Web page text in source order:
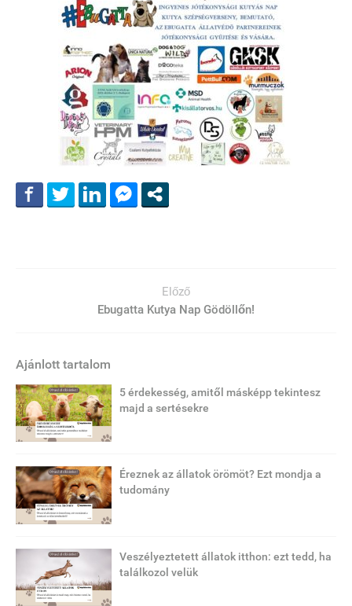
Előző
Ebugatta Kutya Nap Gödöllőn!
Ajánlott tartalom
5 érdekesség, amitől másképp tekintesz
majd a sertésekre
Éreznek az állatok örömöt? Ezt mondja a
tudomány
Veszélyeztetett állatok itthon: ezt tedd, ha
találkozol velük